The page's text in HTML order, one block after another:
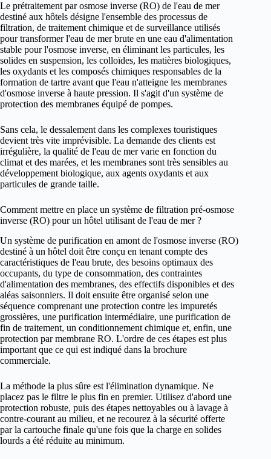
Le prétraitement par osmose inverse (RO) de l'eau de mer
destiné aux hôtels désigne l'ensemble des processus de
filtration, de traitement chimique et de surveillance utilisés
pour transformer l'eau de mer brute en une eau d'alimentation
stable pour l'osmose inverse, en éliminant les particules, les
solides en suspension, les colloïdes, les matières biologiques,
les oxydants et les composés chimiques responsables de la
formation de tartre avant que l'eau n'atteigne les membranes
d'osmose inverse à haute pression. Il s'agit d'un système de
protection des membranes équipé de pompes.
Sans cela, le dessalement dans les complexes touristiques
devient très vite imprévisible. La demande des clients est
irrégulière, la qualité de l'eau de mer varie en fonction du
climat et des marées, et les membranes sont très sensibles au
développement biologique, aux agents oxydants et aux
particules de grande taille.
Comment mettre en place un système de filtration pré-osmose
inverse (RO) pour un hôtel utilisant de l'eau de mer ?
Un système de purification en amont de l'osmose inverse (RO)
destiné à un hôtel doit être conçu en tenant compte des
caractéristiques de l'eau brute, des besoins optimaux des
occupants, du type de consommation, des contraintes
d'alimentation des membranes, des effectifs disponibles et des
aléas saisonniers. Il doit ensuite être organisé selon une
séquence comprenant une protection contre les impuretés
grossières, une purification intermédiaire, une purification de
fin de traitement, un conditionnement chimique et, enfin, une
protection par membrane RO. L'ordre de ces étapes est plus
important que ce qui est indiqué dans la brochure
commerciale.
La méthode la plus sûre est l'élimination dynamique. Ne
placez pas le filtre le plus fin en premier. Utilisez d'abord une
protection robuste, puis des étapes nettoyables ou à lavage à
contre-courant au milieu, et ne recourez à la sécurité offerte
par la cartouche finale qu'une fois que la charge en solides
lourds a été réduite au minimum.